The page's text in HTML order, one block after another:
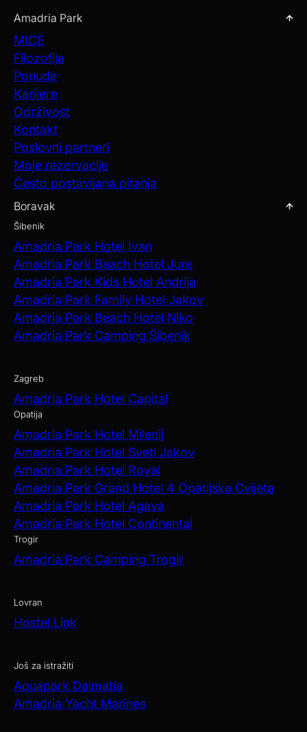
Amadria Park
MICE
Filozofija
Ponude
Karijere
Održivost
Kontakt
Poslovni partneri
Moje rezervacije
Često postavljana pitanja
Boravak
Šibenik
Amadria Park Hotel Ivan
Amadria Park Beach Hotel Jure
Amadria Park Kids Hotel Andrija
Amadria Park Family Hotel Jakov
Amadria Park Beach Hotel Niko
Amadria Park Camping Šibenik
Zagreb
Amadria Park Hotel Capital
Opatija
Amadria Park Hotel Milenij
Amadria Park Hotel Sveti Jakov
Amadria Park Hotel Royal
Amadria Park Grand Hotel 4 Opatijska Cvijeta
Amadria Park Hotel Agava
Amadria Park Hotel Continental
Trogir
Amadria Park Camping Trogir
Lovran
Hostel Link
Još za istražiti
Aquapark Dalmatia
Amadria Yacht Marines